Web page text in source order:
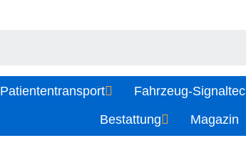
Patiententransport Fahrzeug-
Bestattung
Magazin